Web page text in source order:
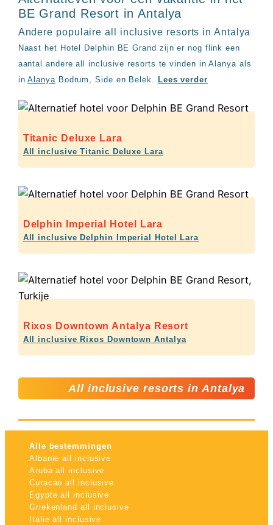
BE Grand Resort in Antalya
Andere populaire all inclusive resorts in Antalya
Naast het Hotel Delphin BE Grand zijn er nog flink een
aantal andere all inclusive resorts te vinden in Alanya als
inAlanya Bodrum, Side en Belek. Lees verder
Titanic Deluxe Lara
All inclusive Titanic Deluxe Lara
Delphin Imperial Hotel Lara
All inclusive Delphin Imperial Hotel Lara
Rixos Downtown Antalya Resort
All inclusive Rixos Downtown Antalya
All inclusive resorts in Antalya
Alle bestemmingen
Albanie all inclusive
Aruba all inclusive
Curacao all inclusive
Egypte all inclusive
Griekenland all inclusive
Italie all inclusive